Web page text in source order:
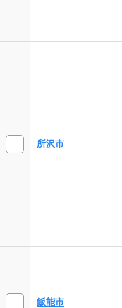
所沢市
飯能市